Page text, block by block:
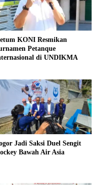
KONI Resmikan
Petanque
di UNDIKMA
Jadi Saksi Duel Sengit
Bawah Air Asia